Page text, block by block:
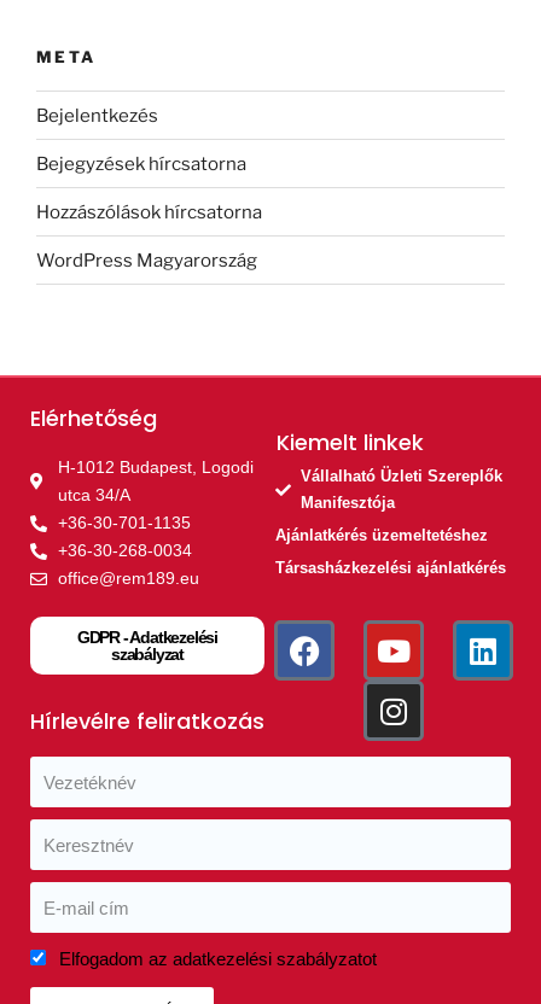
META
Bejelentkezés
Bejegyzések hírcsatorna
Hozzászólások hírcsatorna
WordPress Magyarország
Elérhetőség
H-1012 Budapest, Logodi
utca 34/A
+36-30-701-1135
+36-30-268-0034
office@rem189.eu
GDPR - Adatkezelési
szabályzat
Kiemelt linkek​
Vállalható Üzleti Szereplők
Manifesztója
Ajánlatkérés üzemeltetéshez
Társasházkezelési ajánlatkérés
Hírlevélre feliratkozás
Elfogadom az adatkezelési szabályzatot